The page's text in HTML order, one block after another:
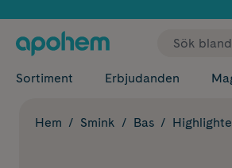
Sortiment Erbjudanden
Hem Smink Bas